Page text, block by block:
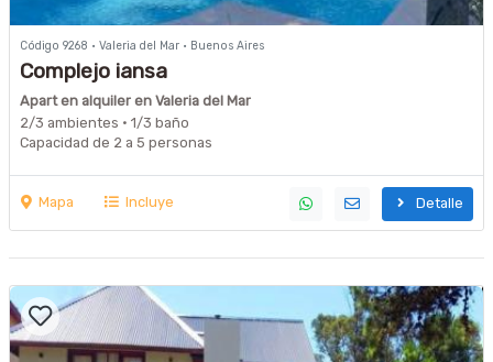
Código 9268 · Valeria del Mar · Buenos Aires
Complejo iansa
Apart en alquiler en Valeria del Mar
2/3 ambientes · 1/3 baño
Capacidad de 2 a 5 personas
Mapa Incluye Detalle